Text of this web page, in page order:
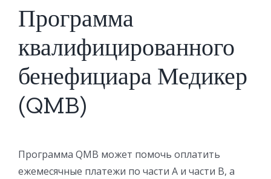
Программа
квалифицированного
бенефициара Медикер
(QMB)
Программа QMB может помочь оплатить
ежемесячные платежи по части A и части B, а